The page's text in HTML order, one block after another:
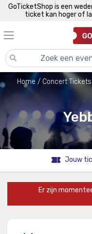
GoTicketShop is een
ticket kan hoger of
Home Concert Tickets
Jouw
Er zijn